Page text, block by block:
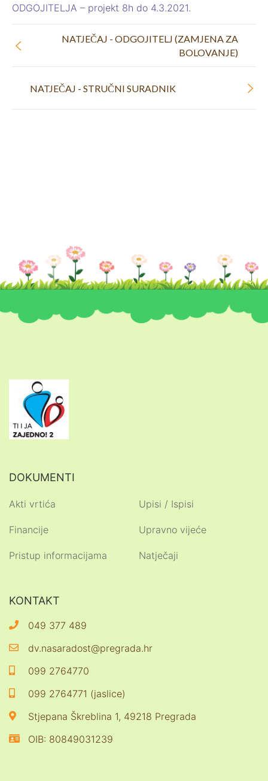
ODGOJITELJA – projekt 8h do 4.3.2021.
NATJEČAJ - STRUČNI SURADNIK
NATJEČAJ - ODGOJITELJ (ZAMJENA ZA
BOLOVANJE)
DOKUMENTI
Akti vrtića
Financije
Pristup informacijama
Upisi / Ispisi
Upravno vijeće
Natječaji
KONTAKT
049 377 489
dv.nasaradost@pregrada.hr
099 2764770
099 2764771 (jaslice)
Stjepana Škreblina 1, 49218 Pregrada
OIB: 80849031239